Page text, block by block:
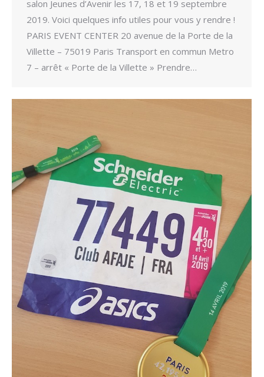
salon Jeunes d’Avenir les 17, 18 et 19 septembre
2019. Voici quelques info utiles pour vous y rendre !
PARIS EVENT CENTER 20 avenue de la Porte de la
Villette – 75019 Paris Transport en commun Metro
7 – arrêt « Porte de la Villette » Prendre…